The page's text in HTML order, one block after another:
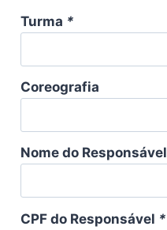
Turma *
Coreografia
Nome do Responsável
CPF do Responsável *